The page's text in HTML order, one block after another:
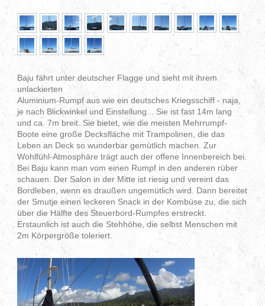
Baju fährt unter deutscher Flagge und sieht mit ihrem
unlackierten
Aluminium-Rumpf aus wie ein deutsches Kriegsschiff - naja,
je nach Blickwinkel und Einstellung... Sie ist fast 14m lang
und ca. 7m breit. Sie bietet, wie die meisten Mehrrumpf-
Boote eine große Decksfläche mit Trampolinen, die das
Leben an Deck so wunderbar gemütlich machen. Zur
Wohlfühl-Atmosphäre trägt auch der offene Innenbereich bei.
Bei Baju kann man vom einen Rumpf in den anderen rüber
schauen. Der Salon in der Mitte ist riesig und vereint das
Bordleben, wenn es draußen ungemütlich wird. Dann bereitet
der Smutje einen leckeren Snack in der Kombüse zu, die sich
über die Hälfte des Steuerbord-Rumpfes erstreckt.
Erstaunlich ist auch die Stehhöhe, die selbst Menschen mit
2m Körpergröße toleriert.